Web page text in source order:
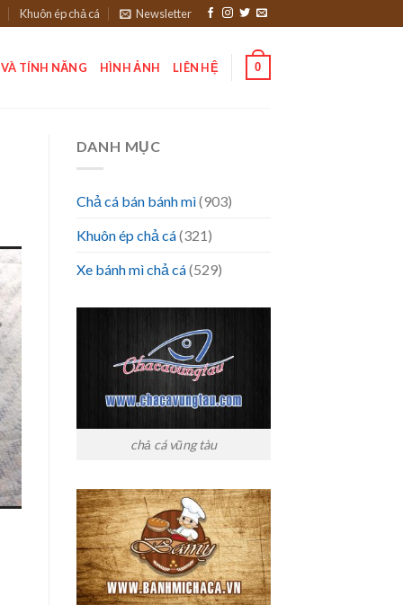
Khuôn ép chả cá Newsletter
TÍNH NĂNG HÌNH ẢNH LIÊN HỆ 0
DANH MỤC
Chả cá bán bánh mì(903)
Khuôn ép chả cá(321)
Xe bánh mì chả cá(529)
chả cá vũng tàu